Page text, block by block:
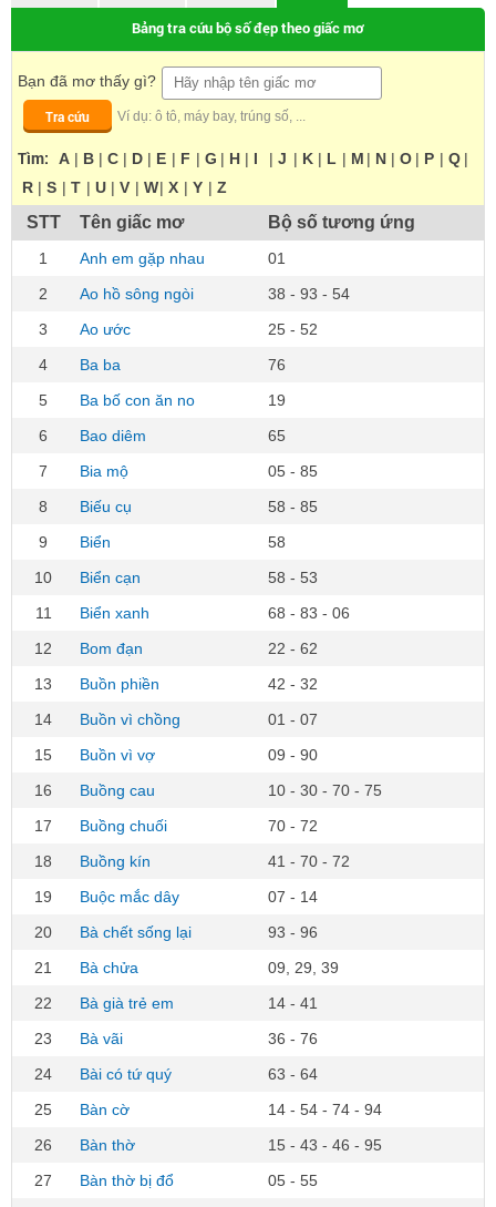
Bảng tra cứu bộ số đẹp theo giấc mơ
Bạn đã mơ thấy gì?
Tra cứu
Ví dụ: ô tô, máy bay, trúng số, ...
Tìm: A | B | C | D | E | F | G | H | I | J | K | L | M | N | O | P | Q |
R | S | T | U | V | W| X | Y | Z
STT Tên giấc mơ Bộ số tương ứng
1 Anh em gặp nhau
01
2
Ao hồ sông ngòi
38 - 93 - 54
3
Ao ước
25 - 52
4
Ba ba
76
5
Ba bố con ăn no
19
6
Bao diêm
65
7
Bia mộ
05 - 85
8
Biếu cụ
58 - 85
9
Biển
58
10
Biển cạn
58 - 53
11
Biển xanh
68 - 83 - 06
12
Bom đạn
22 - 62
13
Buồn phiền
42 - 32
14
Buồn vì chồng
01 - 07
15
Buồn vì vợ
09 - 90
16
Buồng cau
10 - 30 - 70 - 75
17
Buồng chuối
70 - 72
18
Buồng kín
41 - 70 - 72
19
Buộc mắc dây
07 - 14
20
Bà chết sống lại
93 - 96
21
Bà chửa
09, 29, 39
22
Bà già trẻ em
14 - 41
23
Bà vãi
36 - 76
24
Bài có tứ quý
63 - 64
25
Bàn cờ
14 - 54 - 74 - 94
26
Bàn thờ
15 - 43 - 46 - 95
27
Bàn thờ bị đổ
05 - 55